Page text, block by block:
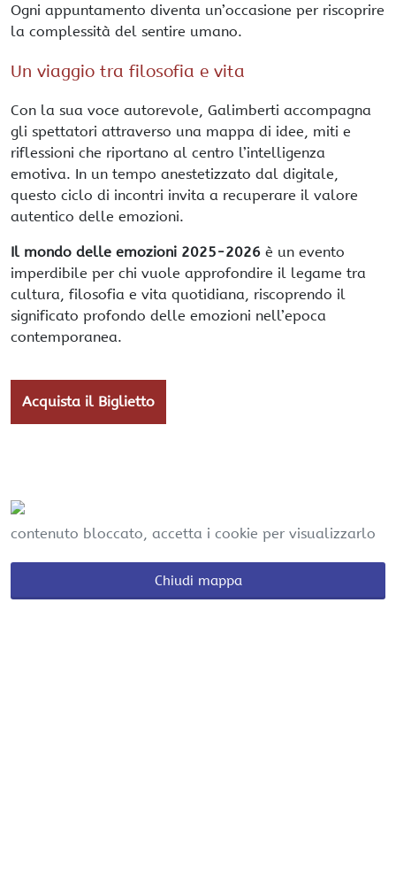
Ogni appuntamento diventa un’occasione per riscoprire
la complessità del sentire umano.
Un viaggio tra filosofia e vita
Con la sua voce autorevole, Galimberti accompagna
gli spettatori attraverso una mappa di idee, miti e
riflessioni che riportano al centro l’intelligenza
emotiva. In un tempo anestetizzato dal digitale,
questo ciclo di incontri invita a recuperare il valore
autentico delle emozioni.
Il mondo delle emozioni 2025-2026 è un evento
imperdibile per chi vuole approfondire il legame tra
cultura, filosofia e vita quotidiana, riscoprendo il
significato profondo delle emozioni nell’epoca
contemporanea.
Acquista il Biglietto
contenuto bloccato, accetta i cookie per visualizzarlo
Chiudi mappa